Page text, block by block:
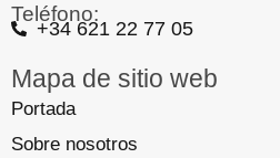
Teléfono:
+34 621 22 77 05
Mapa de sitio web
Portada
Sobre nosotros